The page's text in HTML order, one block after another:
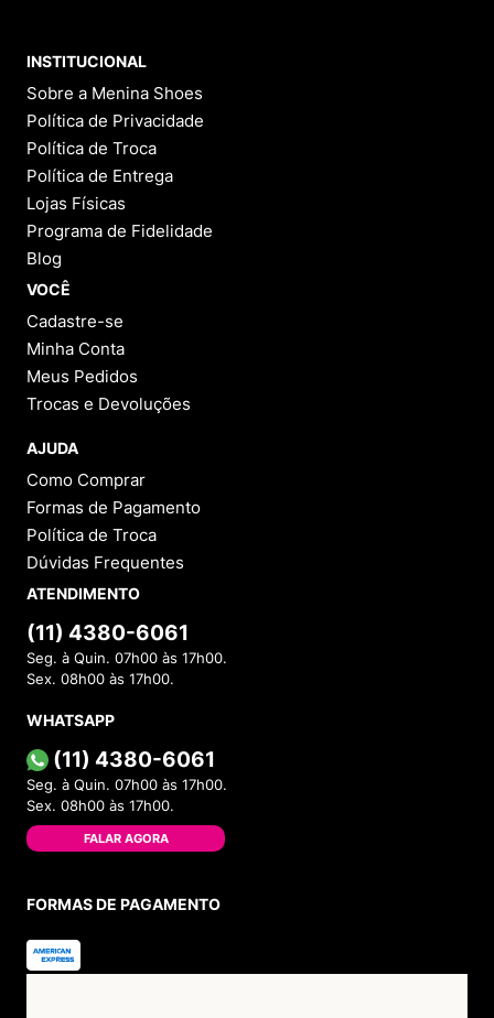
INSTITUCIONAL
Sobre a Menina Shoes
Política de Privacidade
Política de Troca
Política de Entrega
Lojas Físicas
Programa de Fidelidade
Blog
VOCÊ
Cadastre-se
Minha Conta
Meus Pedidos
Trocas e Devoluções
AJUDA
Como Comprar
Formas de Pagamento
Política de Troca
Dúvidas Frequentes
ATENDIMENTO
(11) 4380-6061
Seg. à Quin. 07h00 às 17h00.
Sex. 08h00 às 17h00.
WHATSAPP
(11) 4380-6061
Seg. à Quin. 07h00 às 17h00.
Sex. 08h00 às 17h00.
FALAR AGORA
FORMAS DE PAGAMENTO